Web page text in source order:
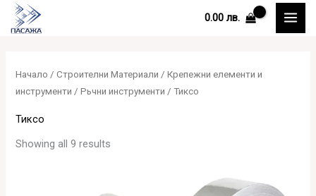
Skip
0.00 лв.
Начало /Строителни Материали /Крепежни елементи и
инструменти /Рьчни инструменти / Тиксо
Тиксо
Showing all 9 results